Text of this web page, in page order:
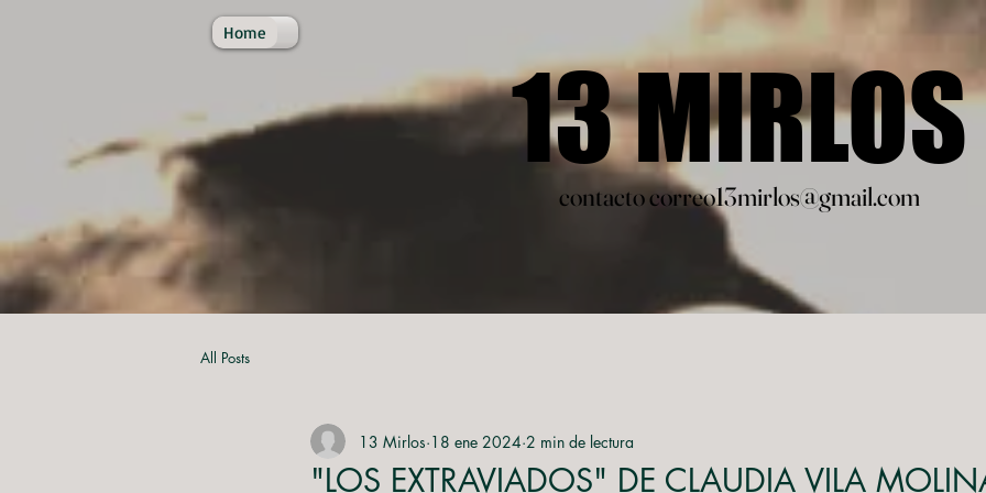
Home
13 MIRLOS
13 MIRLOS
contacto correo13mirlos@gmail.com
contacto correo13mirlos@gmail.com
All Posts
"LOS EXTRAVIADOS" DE CLAUDIA VILA
13 Mirlos 18 ene 2024 2 min de lectura